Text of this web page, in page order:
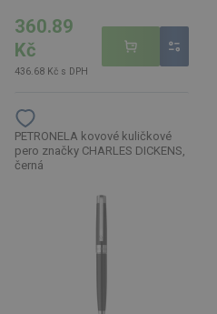
360.89
Kč
436.68 Kč s DPH
PETRONELA kovové kuličkové
pero značky CHARLES DICKENS,
černá